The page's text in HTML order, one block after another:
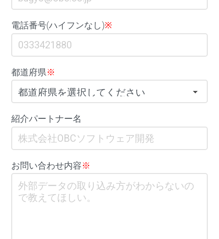
電話番号(ハイフンなし)※
都道府県※
紹介パートナー名
お問い合わせ内容※